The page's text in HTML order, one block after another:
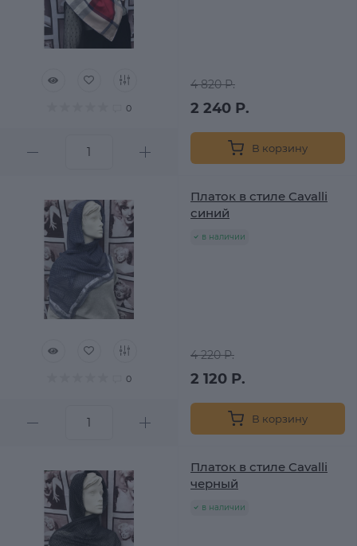
0
4 820 Р.
2 240 Р.
В корзину
0
Платок в стиле Cavalli
синий
в наличии
4 220 Р.
2 120 Р.
В корзину
Платок в стиле Cavalli
черный
в наличии